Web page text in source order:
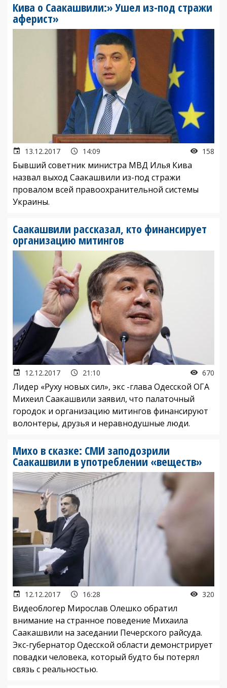
Кива о Саакашвили:» Ушел из-под стражи
аферист»
13.12.2017 14:09 158
Бывший советник министра МВД Илья Кива
назвал выход Саакашвили из-под стражи
провалом всей правоохранительной системы
Украины.
Саакашвили рассказал, кто финансирует
организацию митингов
12.12.2017 21:10 670
Лидер «Руху новых сил», экс -глава Одесской ОГА
Михеил Саакашвили заявил, что палаточный
городок и организацию митингов финансируют
волонтеры, друзья и неравнодушные люди.
Михо в сказке: СМИ заподозрили
Саакашвили в употреблении «веществ»
12.12.2017 16:28 320
Видеоблогер Мирослав Олешко обратил
внимание на странное поведение Михаила
Саакашвили на заседании Печерского райсуда.
Экс-губернатор Одесской области демонстрирует
повадки человека, который будто бы потерял
связь с реальностью.